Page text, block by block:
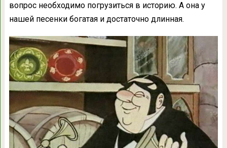
вопрос необходимо погрузиться в историю. А она у
нашей песенки богатая и достаточно длинная.